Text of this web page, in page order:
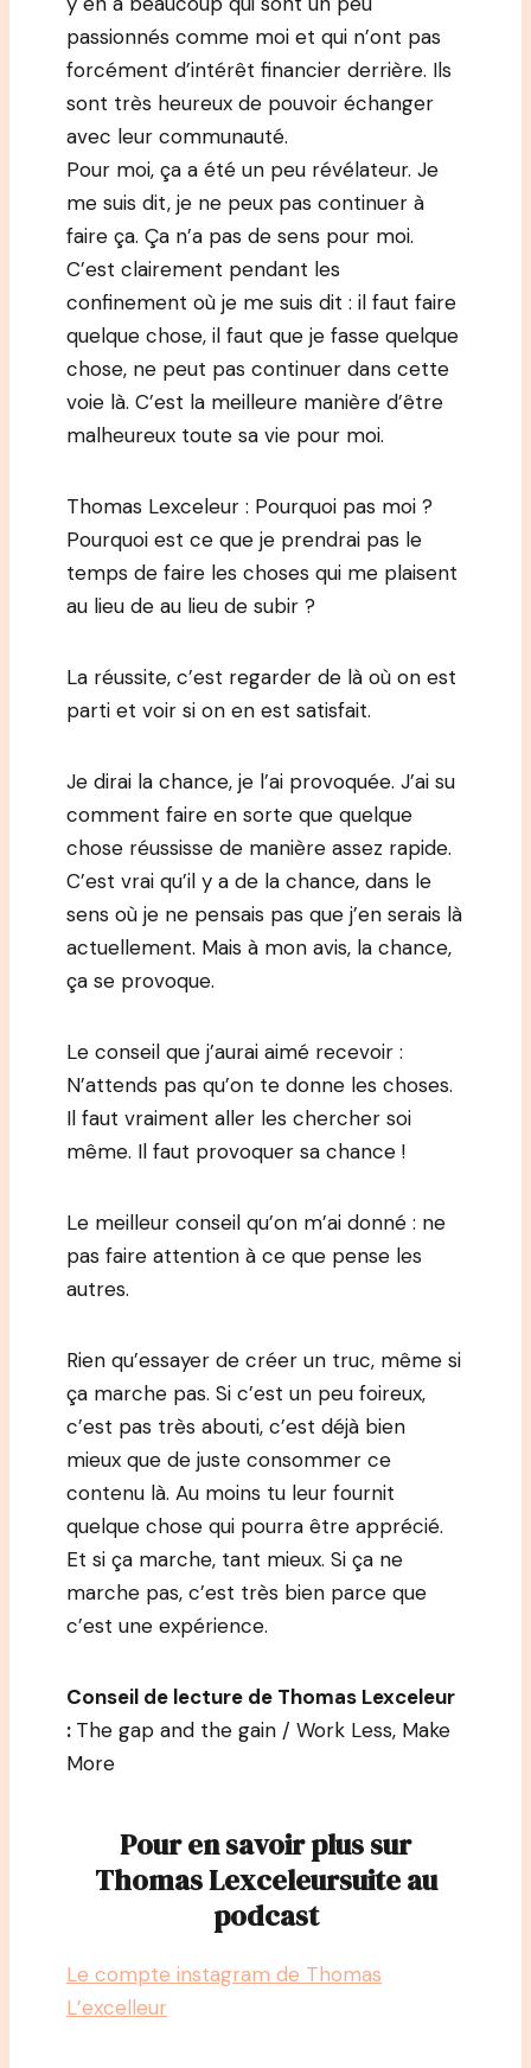
passionnés comme moi et qui n’ont pas
forcément d’intérêt financier derrière. Ils
sont très heureux de pouvoir échanger
avec leur communauté.
Pour moi, ça a été un peu révélateur. Je
me suis dit, je ne peux pas continuer à
faire ça. Ça n’a pas de sens pour moi.
C’est clairement pendant les
confinement où je me suis dit : il faut faire
quelque chose, il faut que je fasse quelque
chose, ne peut pas continuer dans cette
voie là. C’est la meilleure manière d’être
malheureux toute sa vie pour moi.
Thomas Lexceleur : Pourquoi pas moi ?
Pourquoi est ce que je prendrai pas le
temps de faire les choses qui me plaisent
au lieu de au lieu de subir ?
La réussite, c’est regarder de là où on est
parti et voir si on en est satisfait.
Je dirai la chance, je l’ai provoquée. J’ai su
comment faire en sorte que quelque
chose réussisse de manière assez rapide.
C’est vrai qu’il y a de la chance, dans le
sens où je ne pensais pas que j’en serais là
actuellement. Mais à mon avis, la chance,
ça se provoque.
Le conseil que j’aurai aimé recevoir :
N’attends pas qu’on te donne les choses.
Il faut vraiment aller les chercher soi
même. Il faut provoquer sa chance !
Le meilleur conseil qu’on m’ai donné : ne
pas faire attention à ce que pense les
autres.
Rien qu’essayer de créer un truc, même si
ça marche pas. Si c’est un peu foireux,
c’est pas très abouti, c’est déjà bien
mieux que de juste consommer ce
contenu là. Au moins tu leur fournit
quelque chose qui pourra être apprécié.
Et si ça marche, tant mieux. Si ça ne
marche pas, c’est très bien parce que
c’est une expérience.
Conseil de lecture de Thomas Lexceleur
: The gap and the gain / Work Less, Make
More
Pour en savoir plus sur
Thomas Lexceleursuite au
podcast
Le compte instagram de Thomas
L’excelleur